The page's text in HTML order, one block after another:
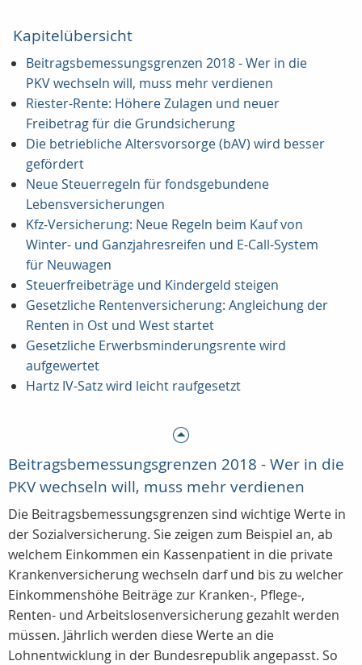
Kapitelübersicht
Beitragsbemessungsgrenzen 2018 - Wer in die
PKV wechseln will, muss mehr verdienen
Riester-Rente: Höhere Zulagen und neuer
Freibetrag für die Grundsicherung
Die betriebliche Altersvorsorge (bAV) wird besser
gefördert
Neue Steuerregeln für fondsgebundene
Lebensversicherungen
Kfz-Versicherung: Neue Regeln beim Kauf von
Winter- und Ganzjahresreifen und E-Call-System
für Neuwagen
Steuerfreibeträge und Kindergeld steigen
Gesetzliche Rentenversicherung: Angleichung der
Renten in Ost und West startet
Gesetzliche Erwerbsminderungsrente wird
aufgewertet
Hartz IV-Satz wird leicht raufgesetzt
Beitragsbemessungsgrenzen 2018 - Wer in die
PKV wechseln will, muss mehr verdienen
Die Beitragsbemessungsgrenzen sind wichtige Werte in
der Sozialversicherung. Sie zeigen zum Beispiel an, ab
welchem Einkommen ein Kassenpatient in die private
Krankenversicherung wechseln darf und bis zu welcher
Einkommenshöhe Beiträge zur Kranken-, Pflege-,
Renten- und Arbeitslosenversicherung gezahlt werden
müssen. Jährlich werden diese Werte an die
Lohnentwicklung in der Bundesrepublik angepasst. So